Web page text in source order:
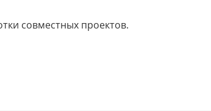
совместных проектов.